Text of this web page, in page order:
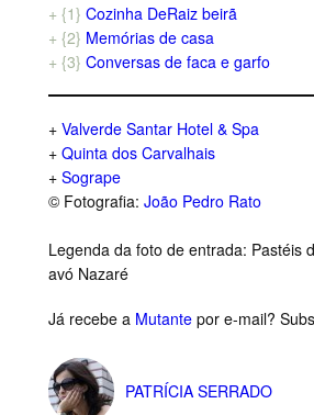
+ {1} Cozinha DeRaiz beirã
+ {2} Memórias de casa
+ {3} Conversas de faca e garfo
+ Valverde Santar Hotel & Spa
+ Quinta dos Carvalhais
+ Sogrape
© Fotografia: João Pedro Rato
Legenda da foto de entrada: Pastéis
avó Nazaré
Já recebe a Mutantepor e-mail?
PATRÍCIA SERRADO